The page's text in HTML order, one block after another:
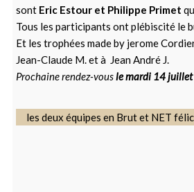
sont Eric Estour et Philippe Primet
Tous les participants ont plébiscité le
Et les trophées made by jerome
Jean-Claude M. et à Jean André J.
Prochaine rendez-vousle mardi 14 juillet
les deux équipes en Brut et NET